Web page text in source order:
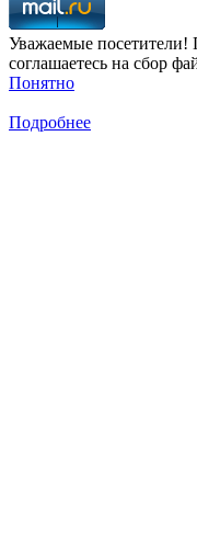
Уважаемые посетители!
соглашаетесь на сбор
Понятно
Подробнее